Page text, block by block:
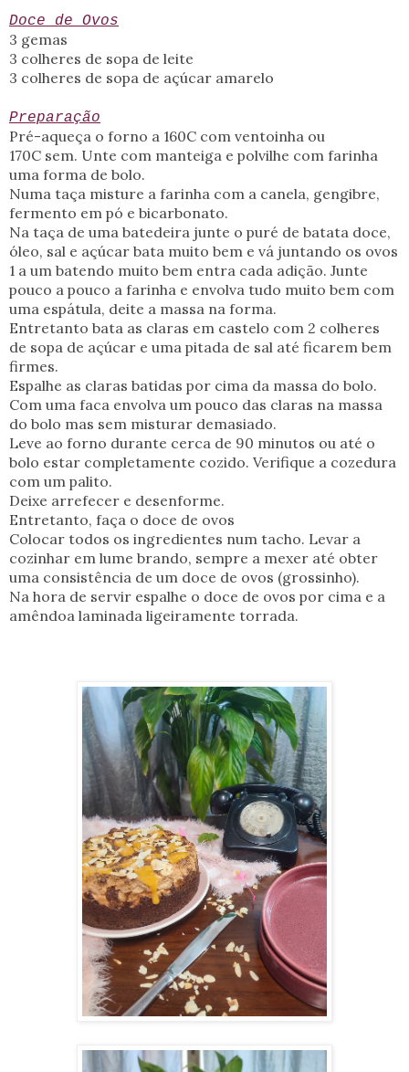
Doce de Ovos
3 gemas
3 colheres de sopa de leite
3 colheres de sopa de açúcar amarelo
Preparação
Pré-aqueça o forno a 160C com ventoinha ou
170C sem. Unte com manteiga e polvilhe com farinha
uma forma de bolo.
Numa taça misture a farinha com a canela, gengibre,
fermento em pó e bicarbonato.
Na taça de uma batedeira junte o puré de batata doce,
óleo, sal e açúcar bata muito bem e vá juntando os ovos
1 a um batendo muito bem entra cada adição. Junte
pouco a pouco a farinha e envolva tudo muito bem com
uma espátula, deite a massa na forma.
Entretanto bata as claras em castelo com 2 colheres
de sopa de açúcar e uma pitada de sal até ficarem bem
firmes.
Espalhe as claras batidas por cima da massa do bolo.
Com uma faca envolva um pouco das claras na massa
do bolo mas sem misturar demasiado.
Leve ao forno durante cerca de 90 minutos ou até o
bolo estar completamente cozido. Verifique a cozedura
com um palito.
Deixe arrefecer e desenforme.
Entretanto, faça o doce de ovos
Colocar todos os ingredientes num tacho. Levar a
cozinhar em lume brando, sempre a mexer até obter
uma consistência de um doce de ovos (grossinho).
Na hora de servir espalhe o doce de ovos por cima e a
amêndoa laminada ligeiramente torrada.